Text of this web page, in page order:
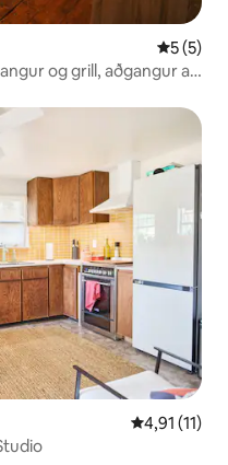
5 af 5 í
5 (5)
og grill, aðgangur að
4,91 af 5 í
4,91 (11)